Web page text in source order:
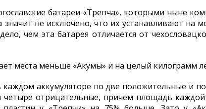
батареи «Трепча», которыми ныне
не исключено, что их устанавливают на
чем эта батарея отличается от
места меньше «Акумы» и на целый килограмм
каждом аккумуляторе по две положительные и
отрицательные, причем площадь каждой